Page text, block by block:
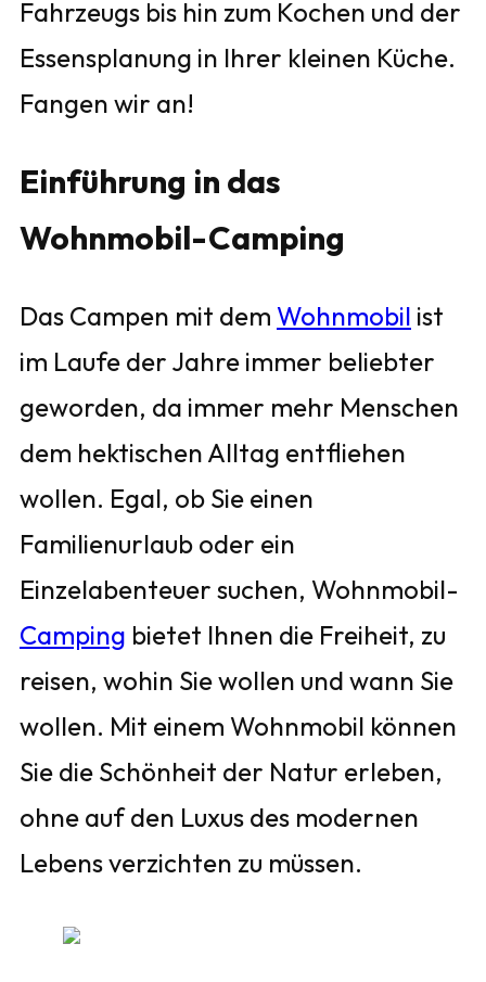
Fahrzeugs bis hin zum Kochen und der
Essensplanung in Ihrer kleinen Küche.
Fangen wir an!
Einführung in das
Wohnmobil-Camping
Das Campen mit dem Wohnmobil ist
im Laufe der Jahre immer beliebter
geworden, da immer mehr Menschen
dem hektischen Alltag entfliehen
wollen. Egal, ob Sie einen
Familienurlaub oder ein
Einzelabenteuer suchen, Wohnmobil-
Camping bietet Ihnen die Freiheit, zu
reisen, wohin Sie wollen und wann Sie
wollen. Mit einem Wohnmobil können
Sie die Schönheit der Natur erleben,
ohne auf den Luxus des modernen
Lebens verzichten zu müssen.